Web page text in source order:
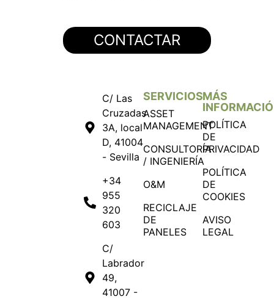
CONTACTAR
C/ Las
Cruzadas
3A, local
D, 41004
- Sevilla
+34
955
320
603
C/
Labrador
49,
41007 -
SERVICIOS
ASSET
MANAGEMENT
CONSULTORÍA
/ INGENIERÍA
O&M
RECICLAJE
DE
PANELES
MÁS
POLÍTICA
DE
PRIVACIDAD
POLÍTICA
DE
COOKIES
AVISO
LEGAL